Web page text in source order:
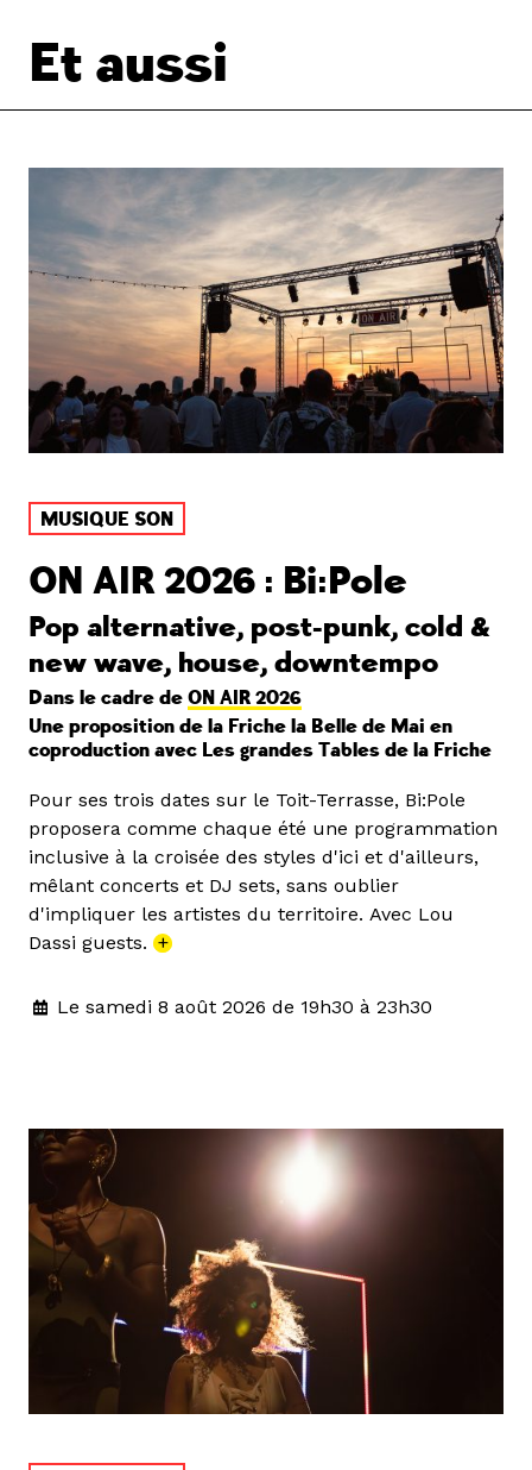
Et aussi
MUSIQUE SON
ON AIR 2026 : Bi:Pole
Pop alternative, post-punk, cold &
new wave, house, downtempo
Dans le cadre de ON AIR 2026
Une proposition de la Friche la Belle de Mai en
coproduction avec Les grandes Tables de la Friche
Pour ses trois dates sur le Toit-Terrasse, Bi:Pole
proposera comme chaque été une programmation
inclusive à la croisée des styles d'ici et d'ailleurs,
mêlant concerts et DJ sets, sans oublier
d'impliquer les artistes du territoire. Avec Lou
Dassi guests. +
Le samedi 8 août 2026 de 19h30 à 23h30